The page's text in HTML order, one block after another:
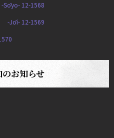
12-1568
-Jōi- 12-1569
お知らせ